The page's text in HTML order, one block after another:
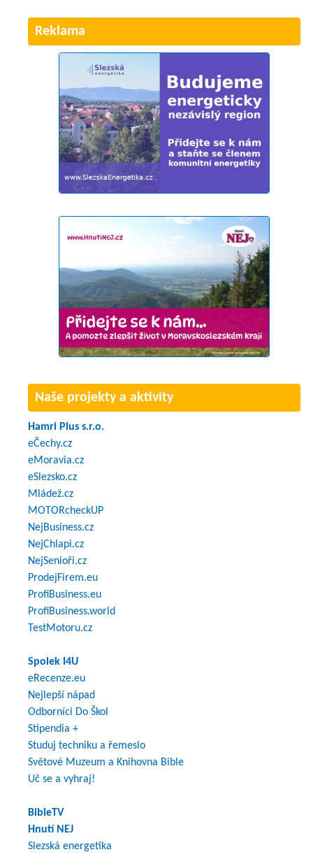
Reklama
Naše projekty a aktivity
Hamri Plus s.r.o.
eČechy.cz
eMoravia.cz
eSlezsko.cz
Mládež.cz
MOTORcheckUP
NejBusiness.cz
NejChlapi.cz
NejSenioři.cz
ProdejFirem.eu
ProfiBusiness.eu
ProfiBusiness.world
TestMotoru.cz
Spolek I4U
eRecenze.eu
Nejlepší nápad
Odborníci Do Škol
Stipendia +
Studuj techniku a řemeslo
Světové Muzeum a Knihovna Bible
Uč se a vyhraj!
BibleTV
Hnutí NEJ
Slezská energetika